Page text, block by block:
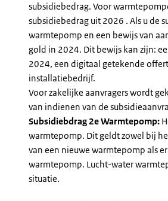
subsidiebedrag. Voor
subsidiebedrag uit 2026 . Als u de
warmtepomp en een bewijs van
gold in 2024. Dit bewijs kan zijn:
2024, een digitaal getekende
installatiebedrijf.
Voor zakelijke aanvragers wordt
van indienen van de
Subsidiebdrag 2e Warmtepomp:
warmtepomp. Dit geldt zowel bij
van een nieuwe warmtepomp als
warmtepomp. Lucht-water
situatie.